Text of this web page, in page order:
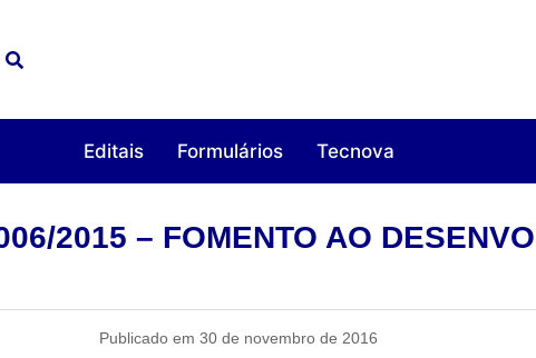
Editais Formulários Tecnova
2015 – FOMENTO AO
Publicado em 30 de novembro de 2016